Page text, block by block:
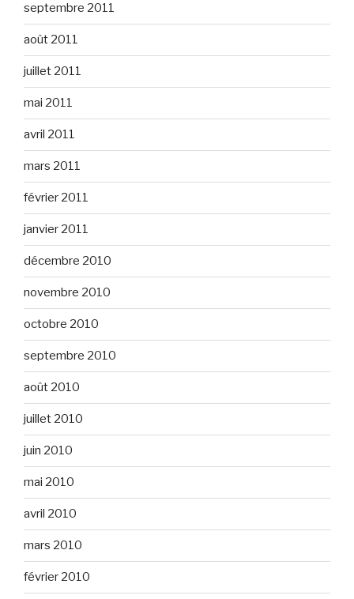
septembre 2011
août 2011
juillet 2011
mai 2011
avril 2011
mars 2011
février 2011
janvier 2011
décembre 2010
novembre 2010
octobre 2010
septembre 2010
août 2010
juillet 2010
juin 2010
mai 2010
avril 2010
mars 2010
février 2010